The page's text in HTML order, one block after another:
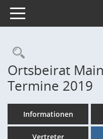
Toggle navigation
Ortsbeirat
Termine 2019
Informationen
Vertreter